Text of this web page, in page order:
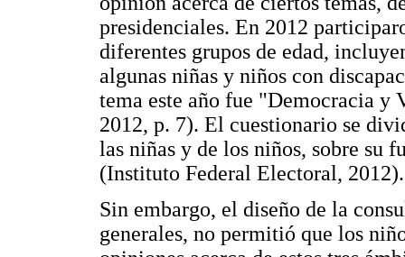
presidenciales. En 2012
diferentes grupos de edad,
algunas niñas y niños con
tema este año fue "Democracia
2012, p. 7). El cuestionario se
las niñas y de los niños, sobre su
(Instituto Federal Electoral, 2012).
Sin embargo, el diseño de la
generales, no permitió que los